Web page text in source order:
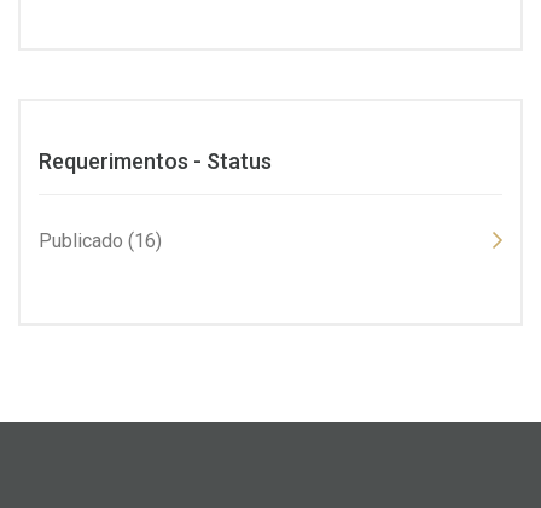
Requerimentos - Status
Publicado (16)